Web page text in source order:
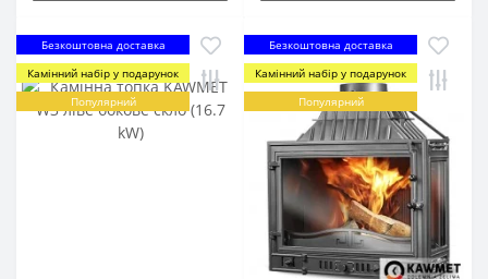
Безкоштовна доставка
Камінний набір у подарунок
Популярний
Безкоштовна доставка
Камінний набір у подарунок
Популярний